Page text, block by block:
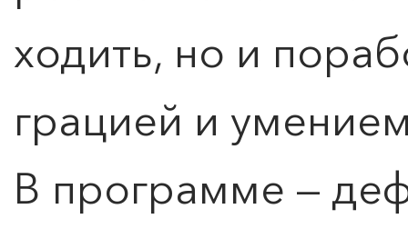
ходить, но и
грацией и
В программе —